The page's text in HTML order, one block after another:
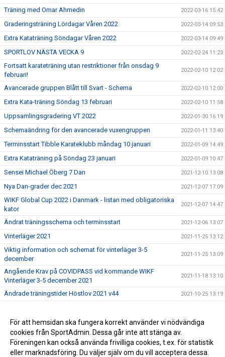
Träning med Omar Ahmedin 2022-03-16 15:42
Graderingsträning Lördagar Våren 2022 2022-03-14 09:53
Extra Kataträning Söndagar Våren 2022 2022-03-14 09:49
SPORTLOV NÄSTA VECKA 9 2022-02-24 11:23
Fortsatt karateträning utan restriktioner från onsdag 9
februari!
2022-02-10 12:02
Avancerade gruppen Blått till Svart - Schema 2022-02-10 12:00
Extra Kata-träning Söndag 13 februari 2022-02-10 11:58
Uppsamlingsgradering VT 2022 2022-01-30 16:19
Schemaändring för den avancerade vuxengruppen 2022-01-11 13:40
Terminsstart Tibble Karateklubb måndag 10 januari 2022-01-09 14:49
Extra Kataträning på Söndag 23 januari 2022-01-09 10:47
Sensei Michael Öberg 7 Dan 2021-12-10 13:08
Nya Dan-grader dec 2021 2021-12-07 17:09
WIKF Global Cup 2022 i Danmark - listan med obligatoriska
kator
2021-12-07 14:47
Ändrat träningsschema och terminsstart 2021-12-06 13:07
Vinterläger 2021 2021-11-25 13:12
Viktig information och schemat för vinterläger 3-5
december
2021-11-25 13:09
Angående Krav på COVIDPASS vid kommande WIKF
Vinterläger 3-5 december 2021
2021-11-18 13:10
Ändrade träningstider Höstlov 2021 v44 2021-10-25 13:19
Välkomna till vår nya hemsida ! 2021-09-28 10:02
Graderingsträningar för vuxna höstterminen 2021 2021-08-22 13:20
För att hemsidan ska fungera korrekt använder vi nödvändiga
cookies från SportAdmin. Dessa går inte att stänga av.
Föreningen kan också använda frivilliga cookies, t.ex. för statistik
eller marknadsföring. Du väljer själv om du vill acceptera dessa.